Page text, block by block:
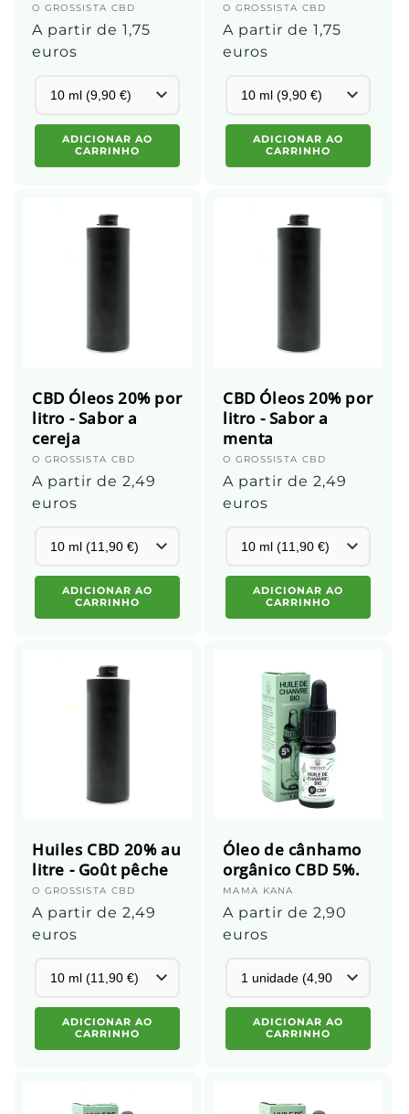
Fornecedor:
O GROSSISTA CBD
Preço
normal
A partir de 1,75
euros
ADICIONAR AO
CARRINHO
Fornecedor:
O GROSSISTA CBD
Preço
normal
A partir de 1,75
euros
ADICIONAR AO
CARRINHO
CBD Óleos 20% por
litro - Sabor a
cereja
Fornecedor:
O GROSSISTA CBD
Preço
normal
A partir de 2,49
euros
ADICIONAR AO
CARRINHO
CBD Óleos 20% por
litro - Sabor a
menta
Fornecedor:
O GROSSISTA CBD
Preço
normal
A partir de 2,49
euros
ADICIONAR AO
CARRINHO
Huiles CBD 20% au
litre - Goût pêche
Fornecedor:
O GROSSISTA CBD
Preço
normal
A partir de 2,49
euros
ADICIONAR AO
CARRINHO
Óleo de cânhamo
orgânico CBD 5%.
Fornecedor:
MAMA KANA
Preço
normal
A partir de 2,90
euros
ADICIONAR AO
CARRINHO